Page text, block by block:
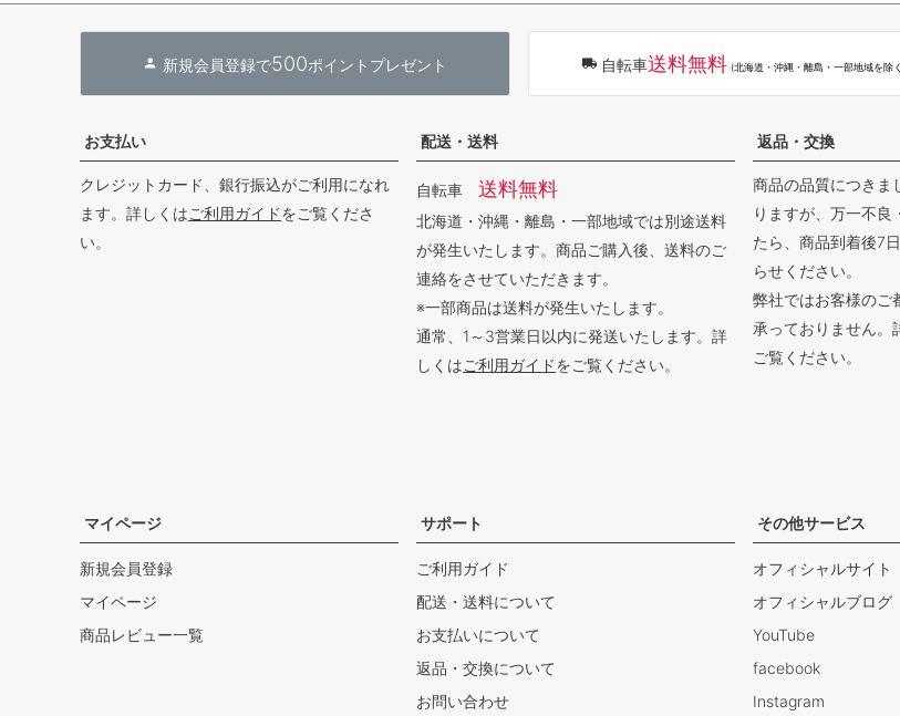
新規会員登録で500ポイントプレゼント 自転車送料無料(北海道・沖縄・離島・一部地域を除
お支払い
クレジットカード、銀行振込がご利用になれ
ます。詳しくはご利用ガイドをご覧くださ
い。
配送・送料
自転車 送料無料
北海道・沖縄・離島・一部地域では別途送料
が発生いたします。商品ご購入後、送料のご
連絡をさせていただきます。
※一部商品は送料が発生いたします。
通常、1～3営業日以内に発送いたします。詳
しくはご利用ガイドをご覧ください。
返品・交換
商品の品質につきま
りますが、万一不良
たら、商品到着後7
らせください。
弊社ではお客様のご
承っておりません。
ご覧ください。
マイページ
新規会員登録
マイページ
商品レビュー一覧
サポート
ご利用ガイド
配送・送料について
お支払いについて
返品・交換について
お問い合わせ
その他サービス
オフィシャルサイト
オフィシャルブログ
YouTube
facebook
Instagram